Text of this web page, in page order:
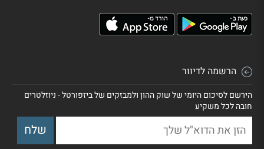
הרשמה לדיוור
הירשם לסיכום היומי של שוק ההון ולמבזקים של ביזפורטל - ניוזלטרים
חובה לכל משקיע